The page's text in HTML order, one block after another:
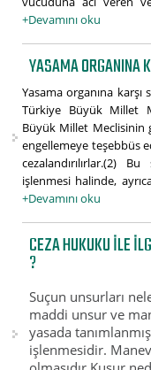
+Devamını oku
YASAMA ORGANINA
Yasama organına
Türkiye Büyük Millet
Büyük Millet Meclisinin
engellemeye teşebbüs
cezalandırılırlar.(2)
işlenmesi halinde,
+Devamını oku
CEZA HUKUKU ILE
?
Suçun unsurları
maddi unsur ve
yasada
işlenmesidir.